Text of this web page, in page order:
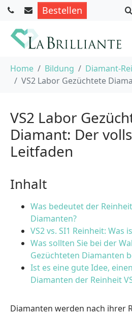
Bestellen
Home Bildung
Diamant-
VS2 Labor Gezüchtete
VS2 Labor
Diamant: Der
Leitfaden
Inhalt
Was bedeutet der
Diamanten?
VS2 vs. SI1 Reinheit: Was
Was sollten Sie bei der
Gezüchteten Diamanten
Ist es eine gute Idee,
Diamanten der Reinheit
Diamanten werden nach ihrer